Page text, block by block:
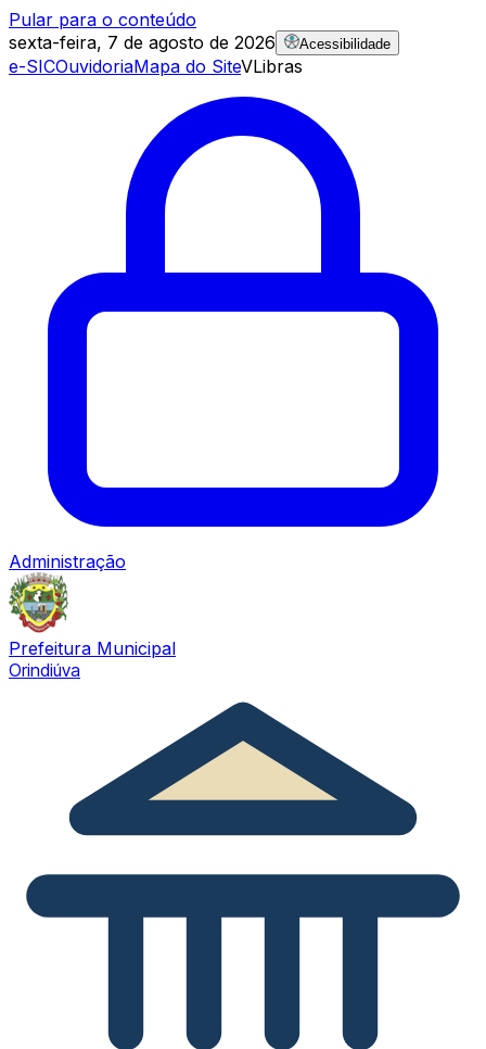
Pular para o conteúdo
sexta-feira, 7 de agosto de 2026
Acessibilidade
e-SICOuvidoriaMapa do SiteVLibras
Administração
Prefeitura Municipal
Orindiúva